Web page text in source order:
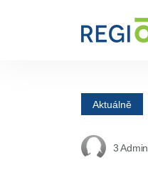
Aktuálně
3 Admin